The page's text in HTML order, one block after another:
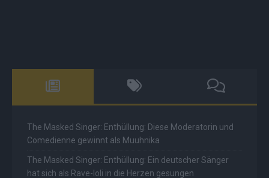
The Masked Singer: Enthüllung: Diese Moderatorin und
Comedienne gewinnt als Muuhnika
The Masked Singer: Enthüllung: Ein deutscher Sänger
hat sich als Rave-Ioli in die Herzen gesungen